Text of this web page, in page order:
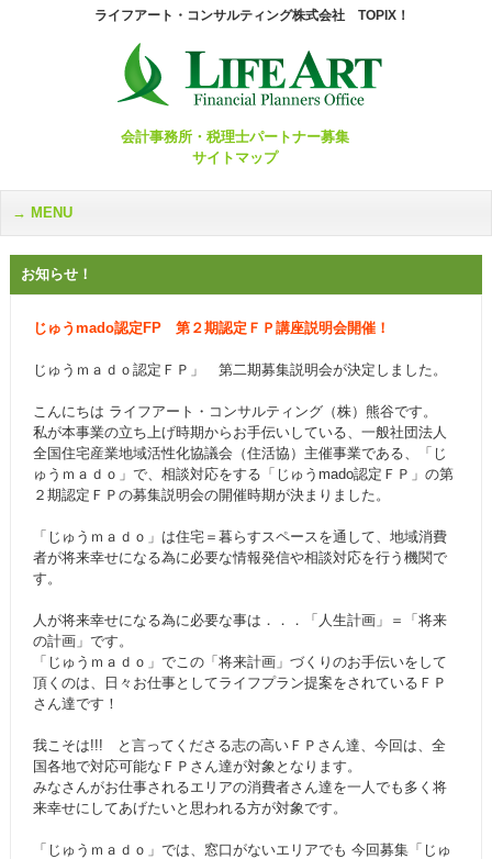
ライフアート・コンサルティング株式会社 TOPIX！
会計事務所・税理士パートナー募集
サイトマップ
MENU
お知らせ！
じゅうmado認定FP 第２期認定ＦＰ講座説明会開催！
じゅうｍａｄｏ認定ＦＰ」 第二期募集説明会が決定しました。
こんにちは ライフアート・コンサルティング（株）熊谷です。
私が本事業の立ち上げ時期からお手伝いしている、一般社団法人
全国住宅産業地域活性化協議会（住活協）主催事業である、「じ
ゅうｍａｄｏ」で、相談対応をする「じゅうmado認定ＦＰ」の第
２期認定ＦＰの募集説明会の開催時期が決まりました。
「じゅうｍａｄｏ」は住宅＝暮らすスペースを通して、地域消費
者が将来幸せになる為に必要な情報発信や相談対応を行う機関で
す。
人が将来幸せになる為に必要な事は．．．「人生計画」＝「将来
の計画」です。
「じゅうｍａｄｏ」でこの「将来計画」づくりのお手伝いをして
頂くのは、日々お仕事としてライフプラン提案をされているＦＰ
さん達です！
我こそは!!! と言ってくださる志の高いＦＰさん達、今回は、全
国各地で対応可能なＦＰさん達が対象となります。
みなさんがお仕事されるエリアの消費者さん達を一人でも多く将
来幸せにしてあげたいと思われる方が対象です。
「じゅうｍａｄｏ」では、窓口がないエリアでも 今回募集「じゅ